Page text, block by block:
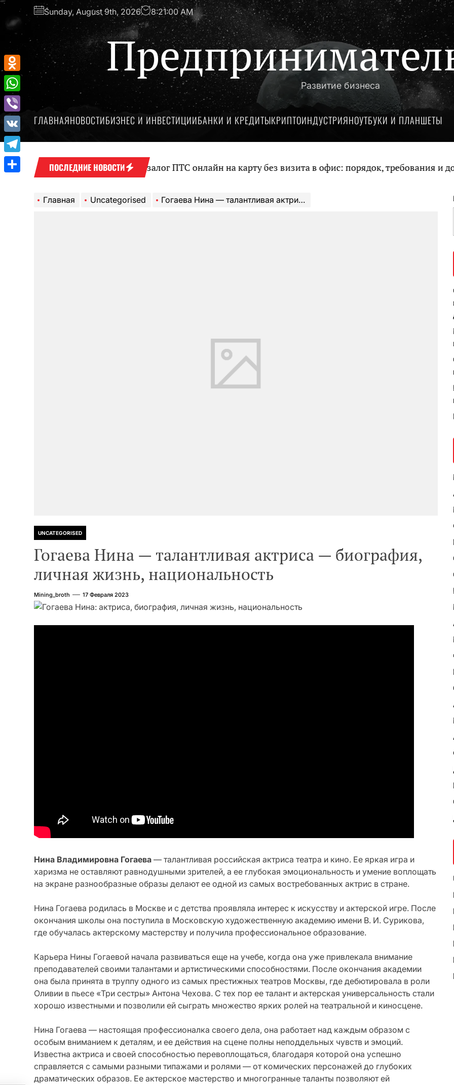
Перейти
содержимому
Sunday, August 9th, 2026 8:21:01 AM
Развитие бизнеса
ГЛАВНАЯНОВОСТИБИЗНЕС И ИНВЕСТИЦИИБАНКИ И КРЕДИТЫКРИПТОИНДУСТРИЯНОУТБУКИ И ПЛАНШЕТЫ
ПОСЛЕДНИЕ НОВОСТИ
Оформление займа под залог ПТС онлайн на карту без визита в офис: порядок, требования и
Главная Uncategorised Гогаева Нина — талантливая актриса — биография, личная жизнь, национальность
UNCATEGORISED
Гогаева Нина — талантливая актриса — биография,
личная жизнь, национальность
Mining_broth 17 Февраля 2023
Нина Владимировна Гогаева — талантливая российская актриса театра и кино. Ее яркая игра и
харизма не оставляют равнодушными зрителей, а ее глубокая эмоциональность и умение воплощать
на экране разнообразные образы делают ее одной из самых востребованных актрис в стране.
Нина Гогаева родилась в Москве и с детства проявляла интерес к искусству и актерской игре. После
окончания школы она поступила в Московскую художественную академию имени В. И. Сурикова,
где обучалась актерскому мастерству и получила профессиональное образование.
Карьера Нины Гогаевой начала развиваться еще на учебе, когда она уже привлекала внимание
преподавателей своими талантами и артистическими способностями. После окончания академии
она была принята в труппу одного из самых престижных театров Москвы, где дебютировала в роли
Оливии в пьесе «Три сестры» Антона Чехова. С тех пор ее талант и актерская универсальность стали
хорошо известными и позволили ей сыграть множество ярких ролей на театральной и киносцене.
Нина Гогаева — настоящая профессионалка своего дела, она работает над каждым образом с
особым вниманием к деталям, и ее действия на сцене полны неподдельных чувств и эмоций.
Известна актриса и своей способностью перевоплощаться, благодаря которой она успешно
справляется с самыми разными типажами и ролями — от комических персонажей до глубоких
драматических образов. Ее актерское мастерство и многогранные таланты позволяют ей
Odnoklassniki
WhatsApp
Viber
VK
Telegram
Отправить